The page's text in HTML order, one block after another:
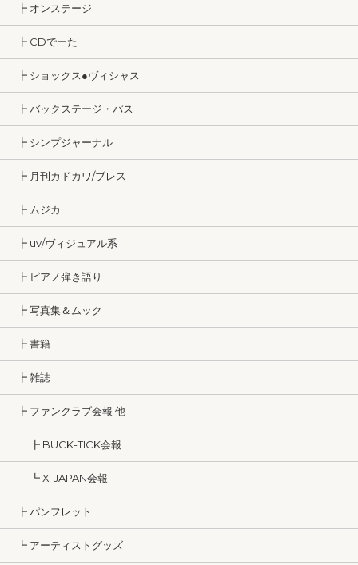
┣ オンステージ
┣ CDでーた
┣ ショックス●ヴィシャス
┣ バックステージ・パス
┣ シンプジャーナル
┣ 月刊カドカワ/ブレス
┣ ムジカ
┣ uv/ヴィジュアル系
┣ ピアノ弾き語り
┣ 写真集＆ムック
┣ 書籍
┣ 雑誌
┣ ファンクラブ会報 他
┣ BUCK-TICK会報
┗ X-JAPAN会報
┣ パンフレット
┗ アーティストグッズ